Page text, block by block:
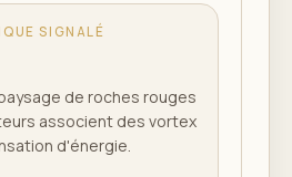
SIGNALÉ
de roches rouges
associent des vortex
d'énergie.